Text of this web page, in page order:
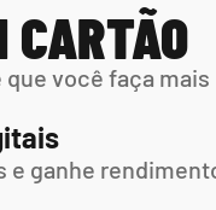
CARTÃO
você faça mais
e ganhe